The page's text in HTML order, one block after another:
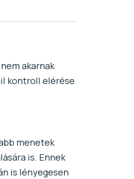
akarnak
kontroll elérése
menetek
is. Ennek
is lényegesen